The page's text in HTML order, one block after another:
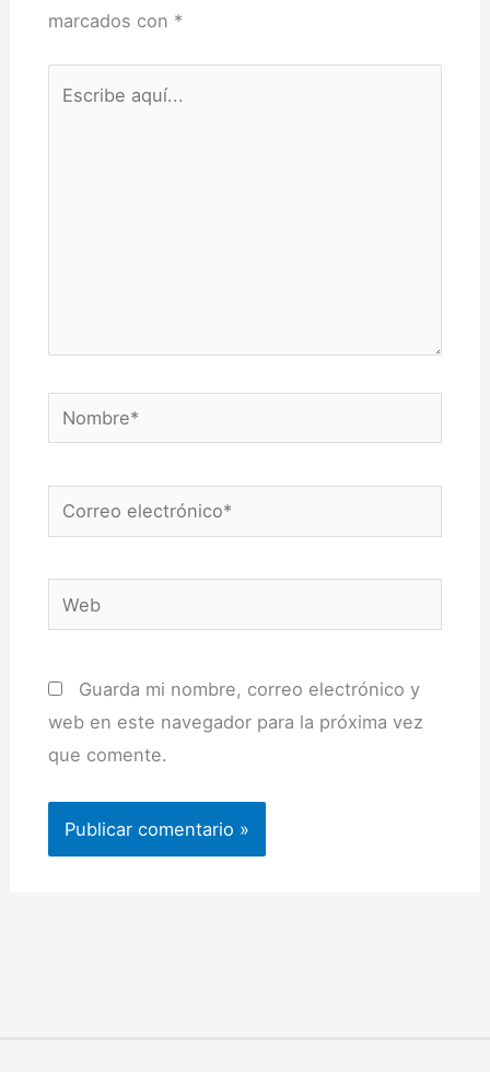
marcados con *
Nombre*
Correo
electrónico*
Web
Guarda mi nombre, correo electrónico y
web en este navegador para la próxima vez
que comente.